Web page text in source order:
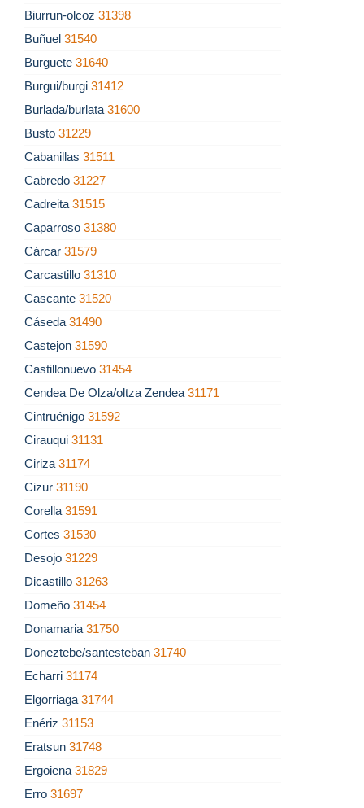
Biurrun-olcoz 31398
Buñuel 31540
Burguete 31640
Burgui/burgi 31412
Burlada/burlata 31600
Busto 31229
Cabanillas 31511
Cabredo 31227
Cadreita 31515
Caparroso 31380
Cárcar 31579
Carcastillo 31310
Cascante 31520
Cáseda 31490
Castejon 31590
Castillonuevo 31454
Cendea De Olza/oltza Zendea 31171
Cintruénigo 31592
Cirauqui 31131
Ciriza 31174
Cizur 31190
Corella 31591
Cortes 31530
Desojo 31229
Dicastillo 31263
Domeño 31454
Donamaria 31750
Doneztebe/santesteban 31740
Echarri 31174
Elgorriaga 31744
Enériz 31153
Eratsun 31748
Ergoiena 31829
Erro 31697